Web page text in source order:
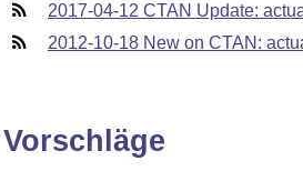
2017-04-12 CTAN Update:
2012-10-18 New on CTAN:
Vorschläge